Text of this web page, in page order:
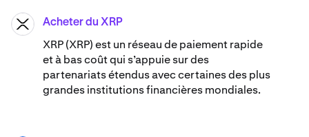
XRP Acheter du XRP
XRP (XRP) est un réseau de paiement rapide
et à bas coût qui s’appuie sur des
partenariats étendus avec certaines des plus
grandes institutions financières mondiales.